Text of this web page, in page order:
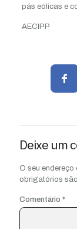
pás eólicas e
AECIPP
Deixe um
O seu
obrigatórios
Comentário *